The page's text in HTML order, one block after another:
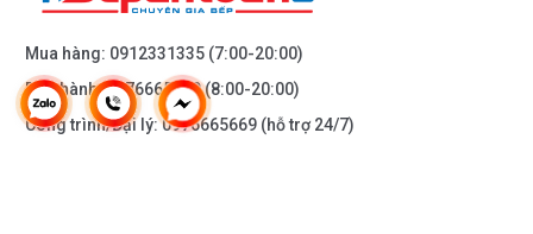
Mua hàng: 0912331335 (7:00-20:00)
Bảo hành:0976665669(8:00-20:00)
Công trình/Đại lý:0976665669 (hỗ trợ 24/7)